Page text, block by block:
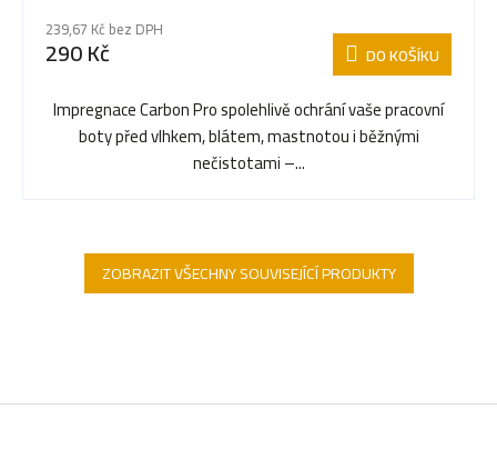
239,67 Kč bez DPH
290 Kč DO KOŠÍKU
Impregnace Carbon Pro spolehlivě ochrání vaše pracovní
boty před vlhkem, blátem, mastnotou i běžnými
nečistotami –...
ZOBRAZIT VŠECHNY SOUVISEJÍCÍ PRODUKTY